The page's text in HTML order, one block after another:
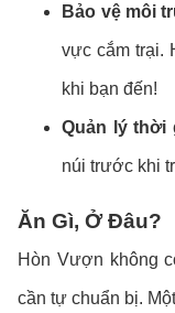
Bảo vệ môi
vực cắm trại.
khi bạn đến!
Quản lý thời
núi trước khi
Ăn Gì, Ở Đâu?
Hòn Vượn không
cần tự chuẩn bị.